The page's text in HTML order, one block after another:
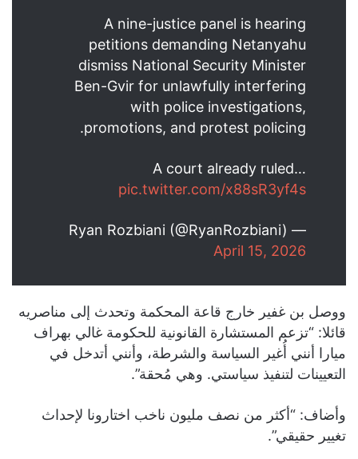
A nine-justice panel is hearing
petitions demanding Netanyahu
dismiss National Security Minister
Ben-Gvir for unlawfully interfering
with police investigations,
promotions, and protest policing.
A court already ruled…
pic.twitter.com/x88sR3yf4s
— Ryan Rozbiani (@RyanRozbiani)
April 15, 2026
ووصل بن غفير خارج قاعة المحكمة وتحدث إلى مناصريه
قائلا: “تزعم المستشارة القانونية للحكومة غالي بهراف
ميارا أنني أُغير السياسة والشرطة، وأنني أتدخل في
التعيينات لتنفيذ سياستي. وهي مُحقة”.
وأضاف: “أكثر من نصف مليون ناخب اختارونا لإحداث
تغيير حقيقي”.